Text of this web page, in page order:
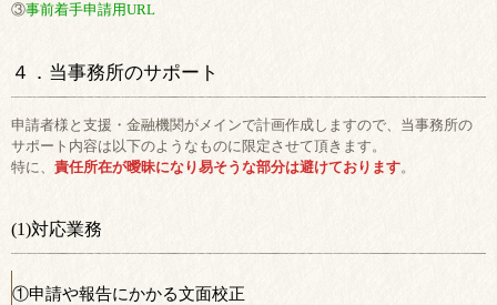
③事前着手申請用URL
４．当事務所のサポート
申請者様と支援・金融機関がメインで計画作成しますので、当事務所の
サポート内容は以下のようなものに限定させて頂きます。
特に、 責任所在が曖昧になり易そうな部分は避けております。
(1)対応業務
①申請や報告にかかる文面校正